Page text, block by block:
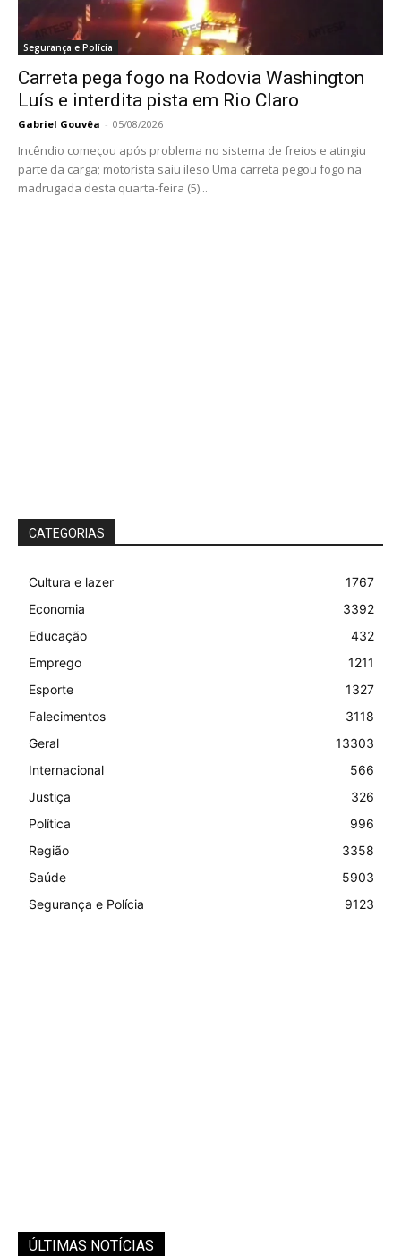
Segurança e Polícia
Carreta pega fogo na Rodovia Washington
Luís e interdita pista em Rio Claro
Gabriel Gouvêa - 05/08/2026
Incêndio começou após problema no sistema de freios e atingiu
parte da carga; motorista saiu ileso Uma carreta pegou fogo na
madrugada desta quarta-feira (5)...
CATEGORIAS
Cultura e lazer
1767
Economia
3392
Educação
432
Emprego
1211
Esporte
1327
Falecimentos
3118
Geral
13303
Internacional
566
Justiça
326
Política
996
Região
3358
Saúde
5903
Segurança e Polícia
9123
ÚLTIMAS NOTÍCIAS